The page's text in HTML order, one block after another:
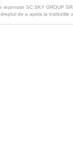
rezervate SC SKY GROUP
de a apela la institutiile